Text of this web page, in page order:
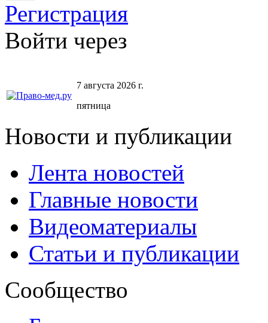
Регистрация
Войти через
7 августа 2026 г.
пятница
Новости и публикации
Лента новостей
Главные новости
Видеоматериалы
Статьи и публикации
Сообщество